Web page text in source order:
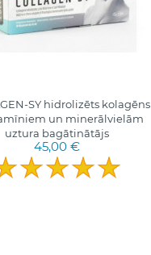
SY hidrolizēts kolagēns
un minerālvielām
uztura bagātinātājs
45,00 €